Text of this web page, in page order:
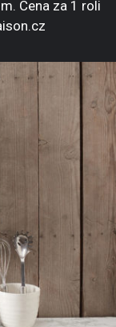
Cena za 1 roli